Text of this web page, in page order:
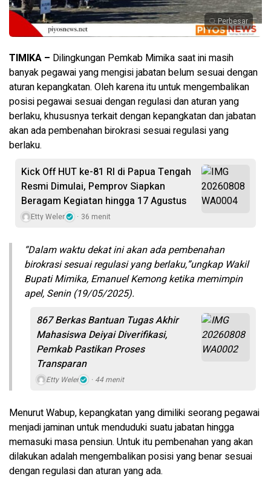
Perbesar
TIMIKA – Dilingkungan Pemkab Mimika saat ini masih
banyak pegawai yang mengisi jabatan belum sesuai dengan
aturan kepangkatan. Oleh karena itu untuk mengembalikan
posisi pegawai sesuai dengan regulasi dan aturan yang
berlaku, khususnya terkait dengan kepangkatan dan jabatan
akan ada pembenahan birokrasi sesuai regulasi yang
berlaku.
Kick Off HUT ke-81 RI di Papua Tengah
Resmi Dimulai, Pemprov Siapkan
Beragam Kegiatan hingga 17 Agustus
Etty Weler 36 menit
“Dalam waktu dekat ini akan ada pembenahan
birokrasi sesuai regulasi yang berlaku,”ungkap Wakil
Bupati Mimika, Emanuel Kemong ketika memimpin
apel, Senin (19/05/2025).
867 Berkas Bantuan Tugas Akhir
Mahasiswa Deiyai Diverifikasi,
Pemkab Pastikan Proses
Transparan
Etty Weler 44 menit
Menurut Wabup, kepangkatan yang dimiliki seorang pegawai
menjadi jaminan untuk menduduki suatu jabatan hingga
memasuki masa pensiun. Untuk itu pembenahan yang akan
dilakukan adalah mengembalikan posisi yang benar sesuai
dengan regulasi dan aturan yang ada.